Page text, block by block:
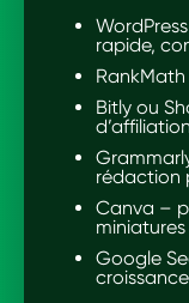
rapide,
Bitly ou
rédaction
Canva –
Google